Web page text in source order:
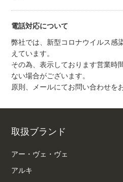
電話対応について
弊社では、新型コロナウイルス感
えています。
その為、表示しております営業時
ない場合がございます。
原則、メールにてお問い合わせを
取扱ブランド
アー・ヴェ・ヴェ
アルキ